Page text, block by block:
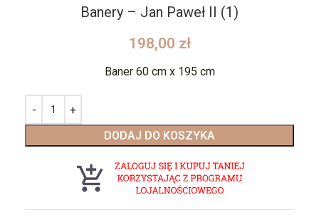
Banery – Jan Paweł II (1)
198,00 zł
Baner 60 cm x 195 cm
DODAJ DO KOSZYKA